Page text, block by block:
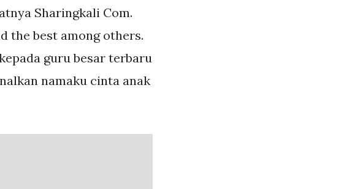
Sharingkali Com.
the best among others.
guru besar terbaru
namaku cinta anak